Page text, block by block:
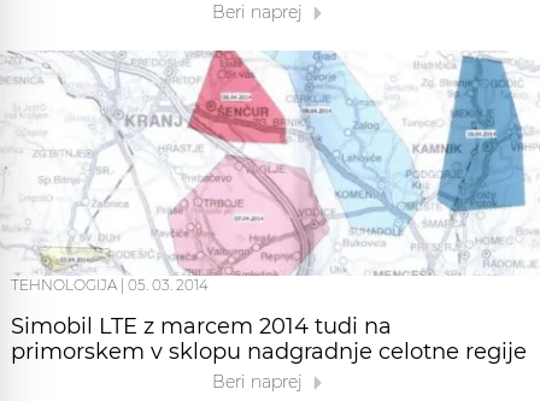
Beri naprej
TEHNOLOGIJA 05. 03. 2014
Simobil LTE z marcem 2014 tudi na
primorskem v sklopu nadgradnje celotne regije
Beri naprej